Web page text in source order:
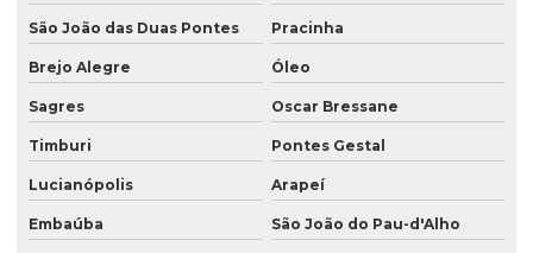
São João das Duas Pontes Pracinha
Brejo Alegre Óleo
Sagres Oscar Bressane
Timburi Pontes Gestal
Lucianópolis Arapeí
Embaúba São João do Pau-d'Alho